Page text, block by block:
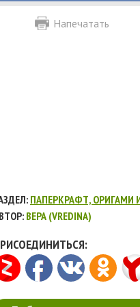
Напечатать
ПАПЕРКРАФТ, ОРИГАМИ
ВЕРА (VREDINA)